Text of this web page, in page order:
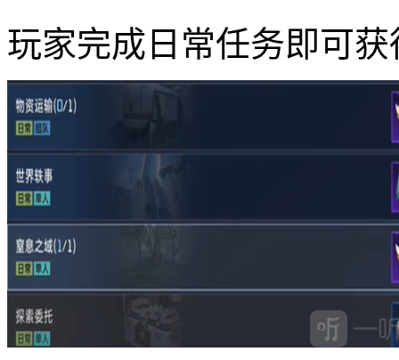
玩家完成日常任务即可